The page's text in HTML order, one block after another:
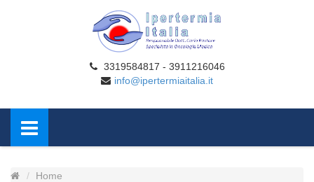
3319584817 - 3911216046
info@ipertermiaitalia.it
Home